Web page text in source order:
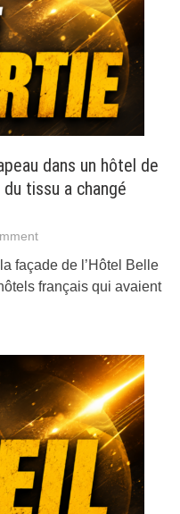
dans un hôtel de
tissu a changé
façade de l’Hôtel Belle
français qui avaient